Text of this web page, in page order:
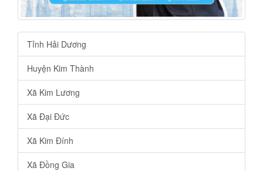
Tỉnh Hải Dương
Huyện Kim Thành
Xã Kim Lương
Xã Đại Đức
Xã Kim Đính
Xã Đồng Gia